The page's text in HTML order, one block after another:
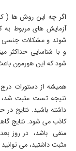
اگر چه این روش ها (
آزمایش های مربوط به
شوند و مشکلات جنسی
و با شناسایی حداکثر
شود که این هورمون
همیشه از دستورات
کاذب می شود. نتایج
منفی باشد، در روز
مثبت داشتید، می